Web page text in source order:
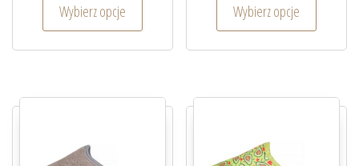
Wybierz opcje Wybierz opcje